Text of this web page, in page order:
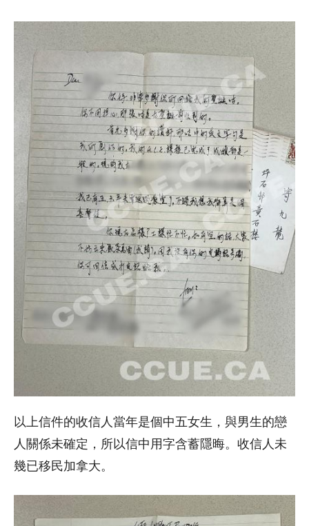
以上信件的收信人當年是個中五女生，與男生的戀
人關係未確定，所以信中用字含蓄隱晦。收信人未
幾已移民加拿大。